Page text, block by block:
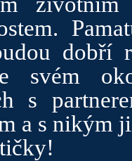
dobří
svém
s
a s nikým